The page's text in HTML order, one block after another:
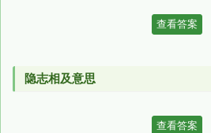
查看答案
隐志相及意思
查看答案